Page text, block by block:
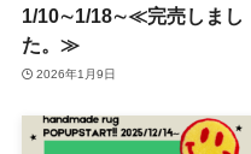
1/10∼1/18∼≪完売しまし
た。≫
2026年1月9日